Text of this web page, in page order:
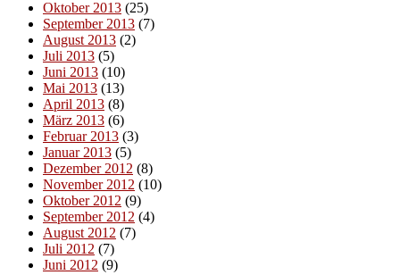
Oktober 2013 (25)
September 2013 (7)
August 2013 (2)
Juli 2013 (5)
Juni 2013 (10)
Mai 2013 (13)
April 2013 (8)
März 2013 (6)
Februar 2013 (3)
Januar 2013 (5)
Dezember 2012 (8)
November 2012 (10)
Oktober 2012 (9)
September 2012 (4)
August 2012 (7)
Juli 2012 (7)
Juni 2012 (9)